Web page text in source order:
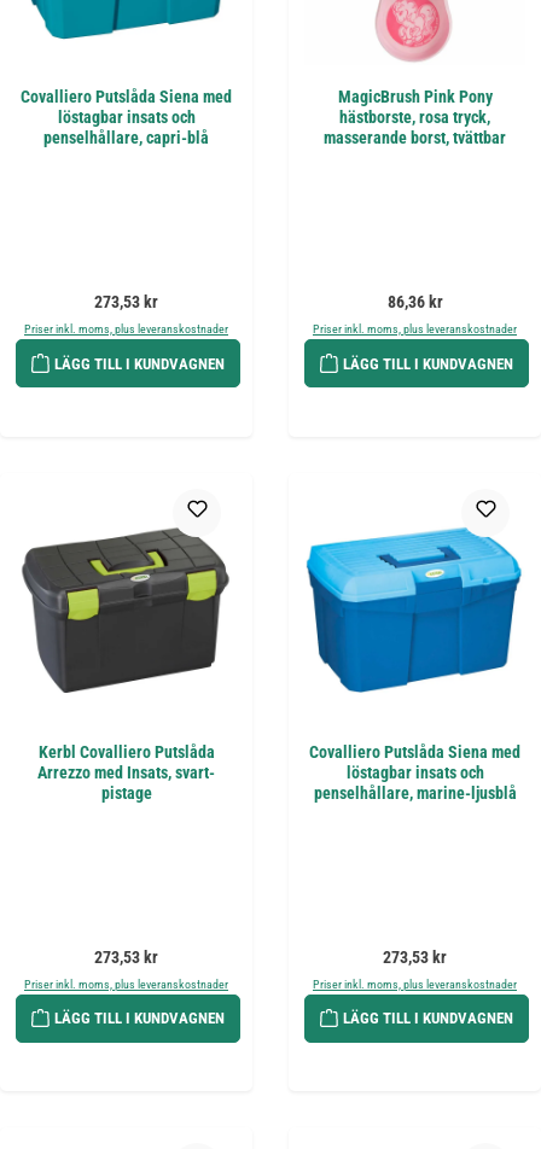
Covalliero Putslåda Siena med
löstagbar insats och
penselhållare, capri-blå
Ordinarie pris:
273,53 kr
Priser inkl. moms, plus leveranskostnader
LÄGG TILL I KUNDVAGNEN
MagicBrush Pink Pony
hästborste, rosa tryck,
masserande borst, tvättbar
Ordinarie pris:
86,36 kr
Priser inkl. moms, plus leveranskostnader
LÄGG TILL I KUNDVAGNEN
Kerbl Covalliero Putslåda
Arrezzo med Insats, svart-
pistage
Ordinarie pris:
273,53 kr
Priser inkl. moms, plus leveranskostnader
LÄGG TILL I KUNDVAGNEN
Covalliero Putslåda Siena med
löstagbar insats och
penselhållare, marine-ljusblå
Ordinarie pris:
273,53 kr
Priser inkl. moms, plus leveranskostnader
LÄGG TILL I KUNDVAGNEN